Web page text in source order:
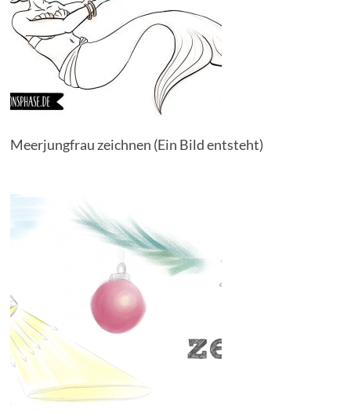
Meerjungfrau zeichnen (Ein Bild entsteht)